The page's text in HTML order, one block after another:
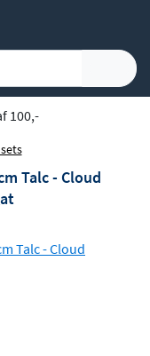
100,-
Talc - Cloud